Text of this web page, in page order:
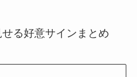
る好意サインまとめ